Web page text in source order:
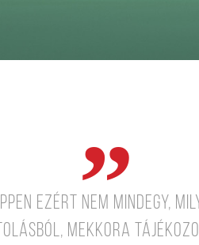
ezért nem mindegy,
mekkora